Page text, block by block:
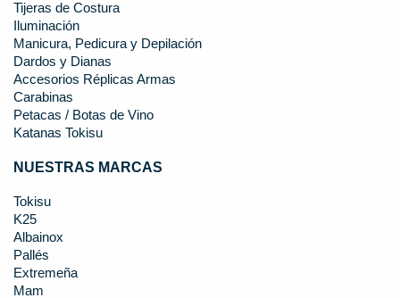
Tijeras de Costura
Iluminación
Manicura, Pedicura y Depilación
Dardos y Dianas
Accesorios Réplicas Armas
Carabinas
Petacas / Botas de Vino
Katanas Tokisu
NUESTRAS MARCAS
Tokisu
K25
Albainox
Pallés
Extremeña
Mam